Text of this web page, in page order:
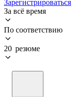
Зарегистрироваться
За всё время
По соответствию
20 резюме